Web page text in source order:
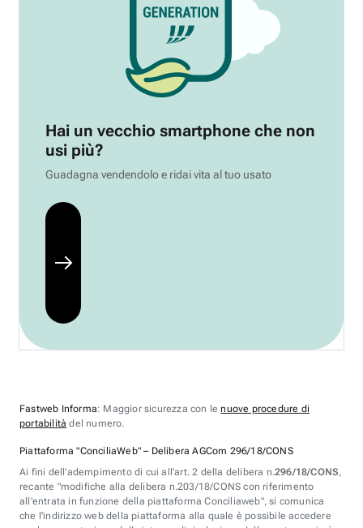
Hai un vecchio smartphone che non
usi più?
Guadagna vendendolo e ridai vita al tuo usato
Fastweb Informa: Maggior sicurezza con lenuove procedure di
portabilità del numero.
Piattaforma "ConciliaWeb" – Delibera AGCom 296/18/CONS
Ai fini dell'adempimento di cui all'art. 2 della delibera n.296/18/CONS,
recante "modifiche alla delibera n.203/18/CONS con riferimento
all'entrata in funzione della piattaforma Conciliaweb", si comunica
che l'indirizzo web della piattaforma alla quale è possibile accedere